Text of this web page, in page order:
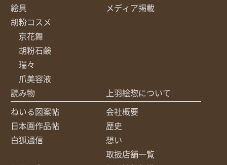
絵具
胡粉コスメ
京花舞
胡粉石鹸
瑞々
爪美容液
メディア掲載
読み物
ねいる図案帖
日本画作品帖
白狐通信
上羽絵惣について
会社概要
歴史
想い
取扱店舗一覧